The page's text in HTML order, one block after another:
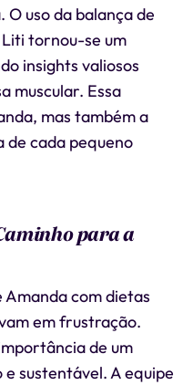
uso da balança de
tornou-se um
insights valiosos
muscular. Essa
mas também a
de cada pequeno
para a
com dietas
em frustração.
de um
sustentável. A equipe